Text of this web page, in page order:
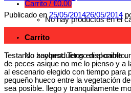
Carrito / €0.00
No hay productos en el
Carrito
No hay productos en el carrito.
Publicado en 25/05/201426/05/2014
May
Testando zoobest. Tengo disponible
de peces asique no me lo pienso y a
al escenario elegido con tiempo para
pequeño hueco entre la vegetación
sea posible. llego y tranquilamente